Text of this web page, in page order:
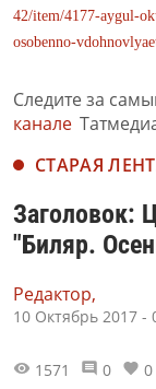
42/item/4177-aygul-
osobenno-
Следите за
канале
СТАРАЯ
Заголовок:
"Биляр.
Редактор,
10 Октябрь 2017 -
1571 0 0